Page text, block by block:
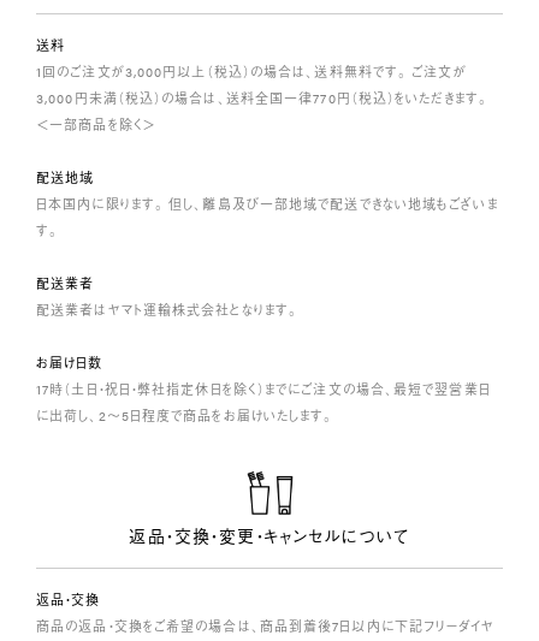
送料
1回のご注文が3,000円以上（税込）の場合は、送料無料です。 ご注文が
3,000円未満（税込）の場合は、送料全国一律770円（税込）をいただきます。
＜一部商品を除く＞
配送地域
日本国内に限ります。 但し、離島及び一部地域で配送できない地域もございま
す。
配送業者
配送業者はヤマト運輸株式会社となります。
お届け日数
17時（土日・祝日・弊社指定休日を除く）までにご注文の場合、最短で翌営業日
に出荷し、2～5日程度で商品をお届けいたします。
返品・交換・変更・キャンセルについて
返品・交換
商品の返品・交換をご希望の場合は、商品到着後7日以内に下記フリーダイヤ